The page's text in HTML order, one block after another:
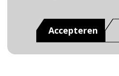
Accepteren
Dit is een website van